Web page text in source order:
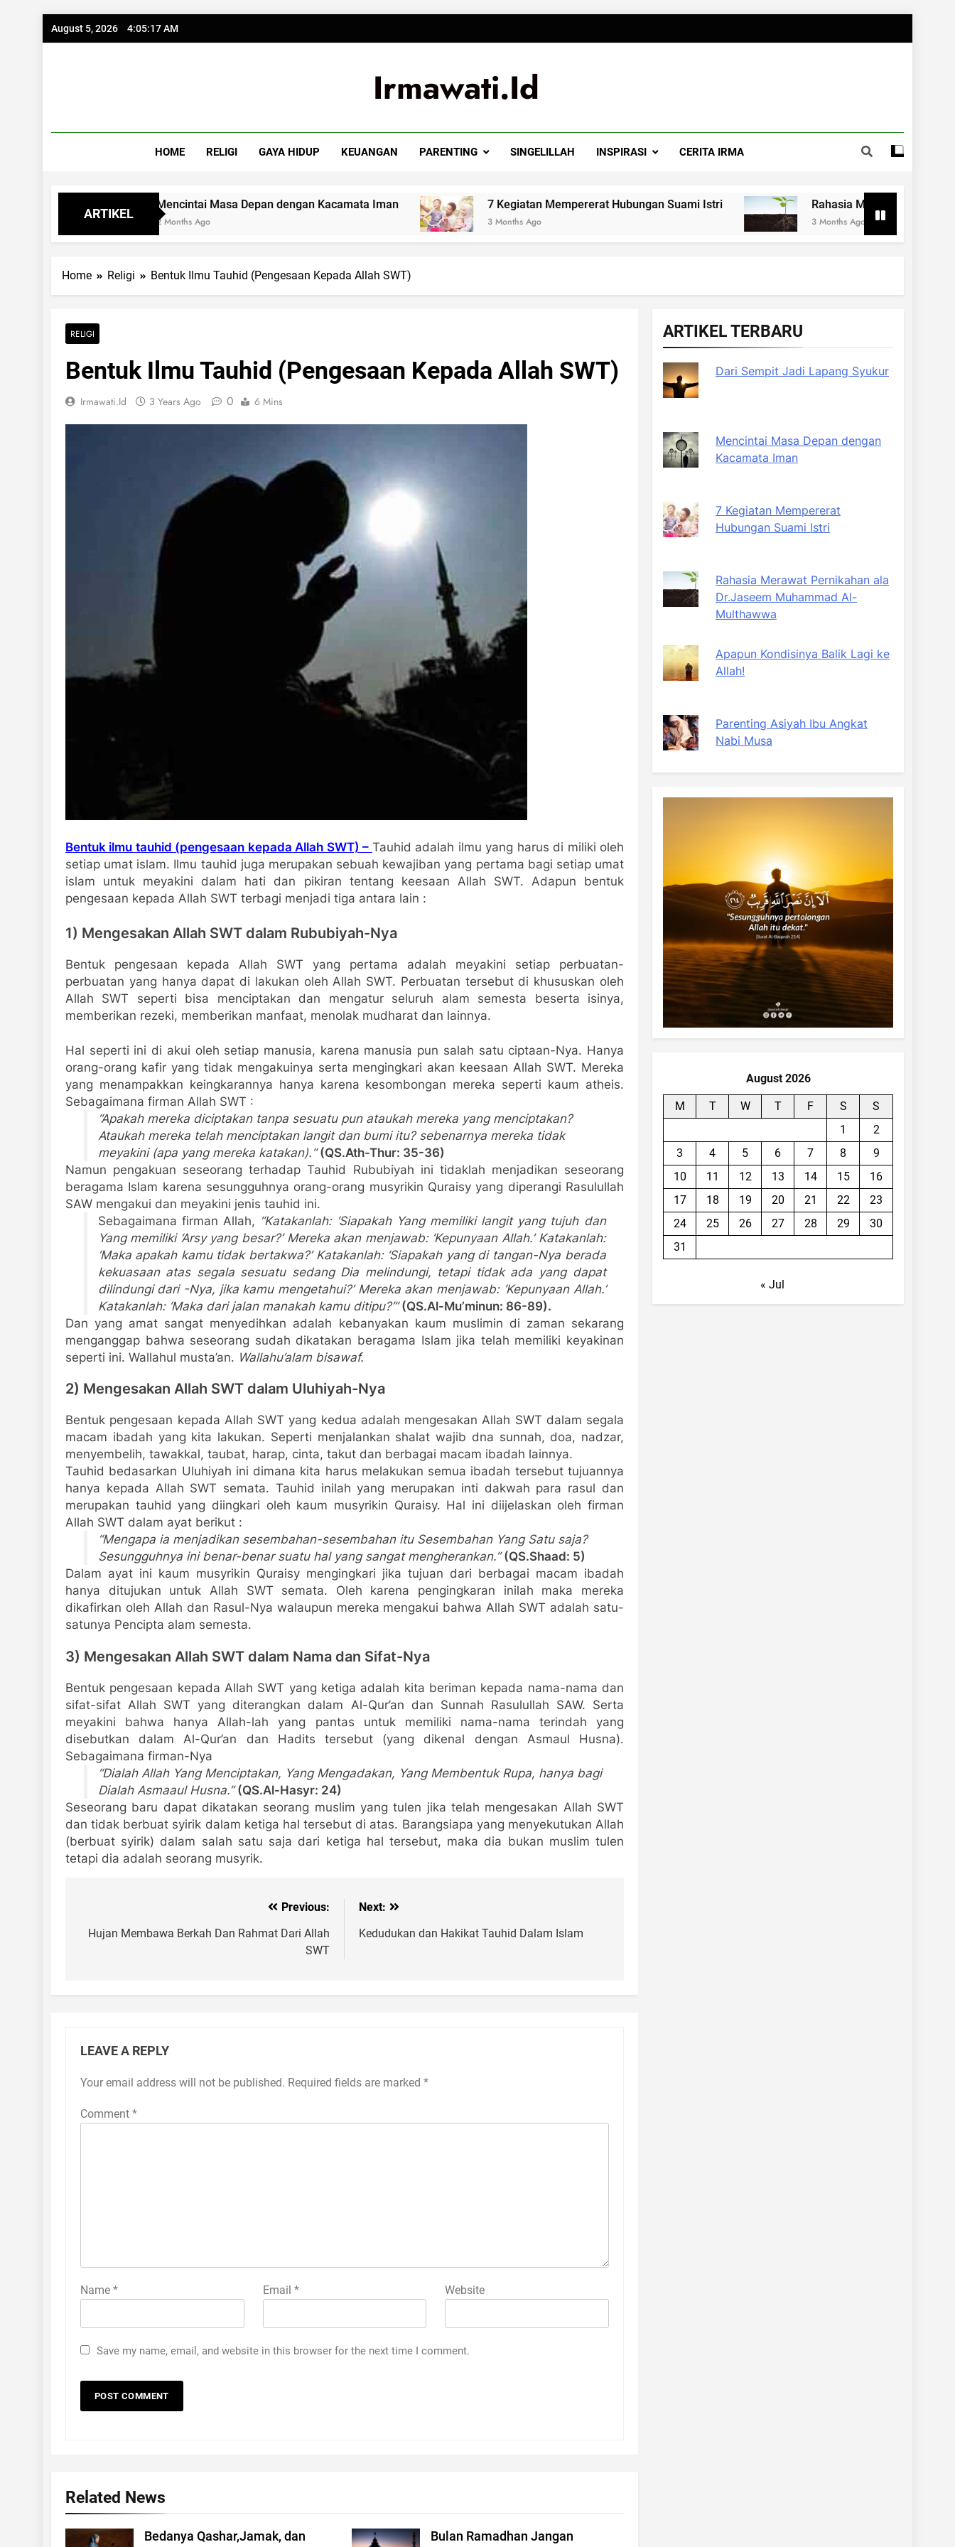
Skip
August 5, 2026 4:05:18 AM
Irmawati.id
HOME RELIGI GAYA HIDUP KEUANGAN PARENTING SINGELILLAH INSPIRASI CERITA IRMA
ARTIKEL
Mencintai Masa Depan dengan Kacamata Iman
2 Months Ago
7 Kegiatan Mempererat Hubungan Suami Istri
3 Months Ago
Rahasia Merawat Pernikahan ala
3 Months Ago
Home Religi Bentuk Ilmu Tauhid (Pengesaan Kepada Allah SWT)
RELIGI
Bentuk Ilmu Tauhid (Pengesaan Kepada Allah SWT)
Irmawati.id 3 Years Ago 0 6 Mins
Bentuk ilmu tauhid (pengesaan kepada Allah SWT) – Tauhid adalah ilmu yang harus di miliki oleh
setiap umat islam. Ilmu tauhid juga merupakan sebuah kewajiban yang pertama bagi setiap umat
islam untuk meyakini dalam hati dan pikiran tentang keesaan Allah SWT. Adapun bentuk
pengesaan kepada Allah SWT terbagi menjadi tiga antara lain :
1) Mengesakan Allah SWT dalam Rububiyah-Nya
Bentuk pengesaan kepada Allah SWT yang pertama adalah meyakini setiap perbuatan-
perbuatan yang hanya dapat di lakukan oleh Allah SWT. Perbuatan tersebut di khususkan oleh
Allah SWT seperti bisa menciptakan dan mengatur seluruh alam semesta beserta isinya,
memberikan rezeki, memberikan manfaat, menolak mudharat dan lainnya.
Hal seperti ini di akui oleh setiap manusia, karena manusia pun salah satu ciptaan-Nya. Hanya
orang-orang kafir yang tidak mengakuinya serta mengingkari akan keesaan Allah SWT. Mereka
yang menampakkan keingkarannya hanya karena kesombongan mereka seperti kaum atheis.
Sebagaimana firman Allah SWT :
“Apakah mereka diciptakan tanpa sesuatu pun ataukah mereka yang menciptakan?
Ataukah mereka telah menciptakan langit dan bumi itu? sebenarnya mereka tidak
meyakini (apa yang mereka katakan).“ (QS.Ath-Thur: 35-36)
Namun pengakuan seseorang terhadap Tauhid Rububiyah ini tidaklah menjadikan seseorang
beragama Islam karena sesungguhnya orang-orang musyrikin Quraisy yang diperangi Rasulullah
SAW mengakui dan meyakini jenis tauhid ini.
Sebagaimana firman Allah, “Katakanlah: ‘Siapakah Yang memiliki langit yang tujuh dan
Yang memiliki ‘Arsy yang besar?’ Mereka akan menjawab: ‘Kepunyaan Allah.’ Katakanlah:
‘Maka apakah kamu tidak bertakwa?’ Katakanlah: ‘Siapakah yang di tangan-Nya berada
kekuasaan atas segala sesuatu sedang Dia melindungi, tetapi tidak ada yang dapat
dilindungi dari -Nya, jika kamu mengetahui?’ Mereka akan menjawab: ‘Kepunyaan Allah.’
Katakanlah: ‘Maka dari jalan manakah kamu ditipu?’” (QS.Al-Mu’minun: 86-89).
Dan yang amat sangat menyedihkan adalah kebanyakan kaum muslimin di zaman sekarang
menganggap bahwa seseorang sudah dikatakan beragama Islam jika telah memiliki keyakinan
seperti ini. Wallahul musta’an. Wallahu’alam bisawaf.
2) Mengesakan Allah SWT dalam Uluhiyah-Nya
Bentuk pengesaan kepada Allah SWT yang kedua adalah mengesakan Allah SWT dalam segala
macam ibadah yang kita lakukan. Seperti menjalankan shalat wajib dna sunnah, doa, nadzar,
menyembelih, tawakkal, taubat, harap, cinta, takut dan berbagai macam ibadah lainnya.
Tauhid bedasarkan Uluhiyah ini dimana kita harus melakukan semua ibadah tersebut tujuannya
hanya kepada Allah SWT semata. Tauhid inilah yang merupakan inti dakwah para rasul dan
merupakan tauhid yang diingkari oleh kaum musyrikin Quraisy. Hal ini diijelaskan oleh firman
Allah SWT dalam ayat berikut :
“Mengapa ia menjadikan sesembahan-sesembahan itu Sesembahan Yang Satu saja?
Sesungguhnya ini benar-benar suatu hal yang sangat mengherankan.” (QS.Shaad: 5)
Dalam ayat ini kaum musyrikin Quraisy mengingkari jika tujuan dari berbagai macam ibadah
hanya ditujukan untuk Allah SWT semata. Oleh karena pengingkaran inilah maka mereka
dikafirkan oleh Allah dan Rasul-Nya walaupun mereka mengakui bahwa Allah SWT adalah satu-
satunya Pencipta alam semesta.
3) Mengesakan Allah SWT dalam Nama dan Sifat-Nya
Bentuk pengesaan kepada Allah SWT yang ketiga adalah kita beriman kepada nama-nama dan
sifat-sifat Allah SWT yang diterangkan dalam Al-Qur’an dan Sunnah Rasulullah SAW. Serta
meyakini bahwa hanya Allah-lah yang pantas untuk memiliki nama-nama terindah yang
disebutkan dalam Al-Qur’an dan Hadits tersebut (yang dikenal dengan Asmaul Husna).
Sebagaimana firman-Nya
“Dialah Allah Yang Menciptakan, Yang Mengadakan, Yang Membentuk Rupa, hanya bagi
Dialah Asmaaul Husna.” (QS.Al-Hasyr: 24)
Seseorang baru dapat dikatakan seorang muslim yang tulen jika telah mengesakan Allah SWT
dan tidak berbuat syirik dalam ketiga hal tersebut di atas. Barangsiapa yang menyekutukan Allah
(berbuat syirik) dalam salah satu saja dari ketiga hal tersebut, maka dia bukan muslim tulen
tetapi dia adalah seorang musyrik.
navigation
Previous:
Hujan Membawa Berkah Dan Rahmat Dari Allah
SWT
Next:
Kedudukan dan Hakikat Tauhid Dalam Islam
LEAVE A REPLY
Your email address will not be published. Required fields are marked *
Comment *
Name * Email * Website
Save my name, email, and website in this browser for the next time I comment.
Related News
Bedanya Qashar,Jamak, dan
Bulan Ramadhan Jangan
ARTIKEL TERBARU
Dari Sempit Jadi Lapang Syukur
Mencintai Masa Depan dengan
Kacamata Iman
7 Kegiatan Mempererat
Hubungan Suami Istri
Rahasia Merawat Pernikahan ala
Dr.Jaseem Muhammad Al-
Multhawwa
Apapun Kondisinya Balik Lagi ke
Allah!
Parenting Asiyah Ibu Angkat
Nabi Musa
August 2026
M T W T F S
S
1
2
3
4 5 6 7 8
9
10
11 12 13 14 15
16
17
18 19 20 21 22
23
24
25 26 27 28 29
30
31
« Jul